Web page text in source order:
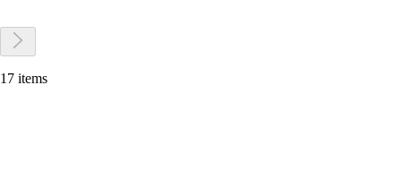
17 items